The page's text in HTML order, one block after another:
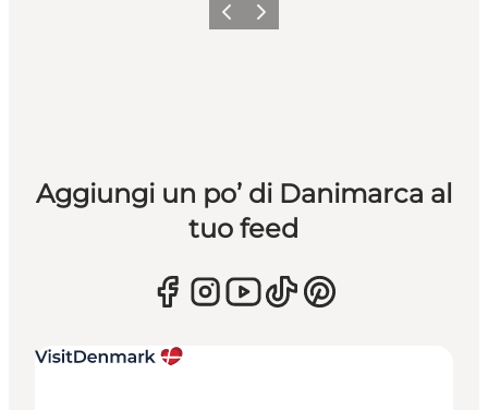
Precedente
Avanti
Aggiungi un po’ di Danimarca al
tuo feed